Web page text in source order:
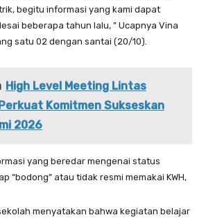
begitu informasi yang kami dapat
beberapa tahun lalu, ” Ucapnya Vina
satu 02 dengan santai (20/10).
High Level Meeting Lintas
Komitmen Sukseskan
2026
yang beredar mengenai status
“bodong” atau tidak resmi memakai KWH,
menyatakan bahwa kegiatan belajar